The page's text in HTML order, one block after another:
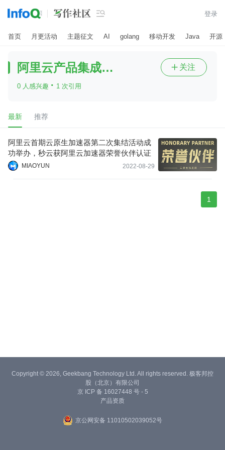
 登录
首页 月更活动 主题征文 AI golang 移动开发 Java 开源
阿里云产品集成认证
0 人感兴趣 · 1 次引用
 关注
最新 推荐
阿里云首期云原生加速器第二次集结活动成
功举办，秒云获阿里云加速器荣誉伙伴认证
MIAOYUN 2022-08-29
1
Copyright © 2026, Geekbang Technology Ltd. All rights reserved. 极客邦控
股（北京）有限公司
京 ICP 备 16027448 号 - 5
产品资质
京公网安备 11010502039052号